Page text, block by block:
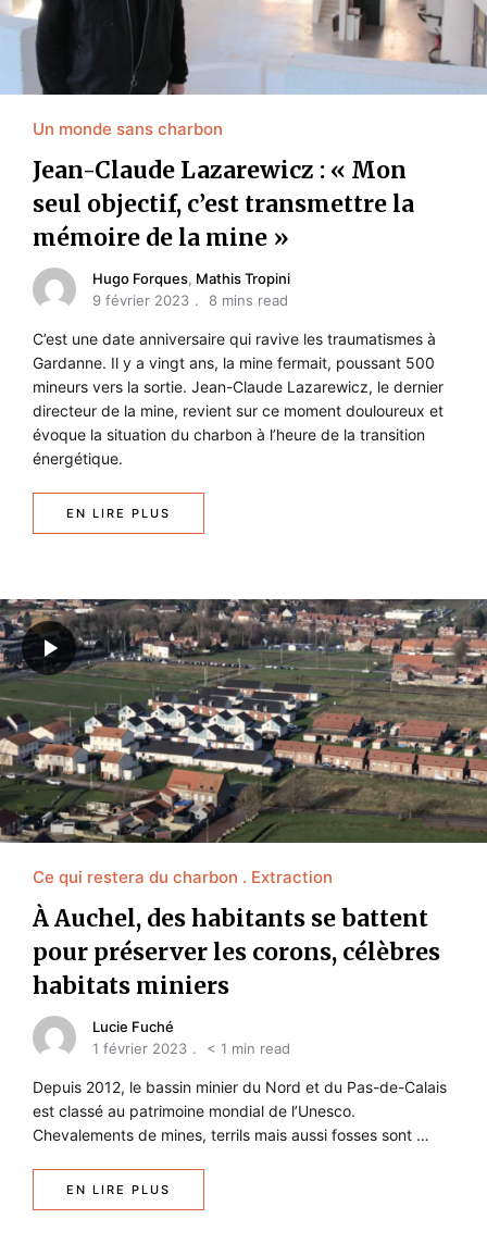
Un monde sans charbon
Jean-Claude Lazarewicz : « Mon
seul objectif, c’est transmettre la
mémoire de la mine »
Hugo Forques, Mathis Tropini
9 février 2023
8 mins read
C’est une date anniversaire qui ravive les traumatismes à
Gardanne. Il y a vingt ans, la mine fermait, poussant 500
mineurs vers la sortie. Jean-Claude Lazarewicz, le dernier
directeur de la mine, revient sur ce moment douloureux et
évoque la situation du charbon à l’heure de la transition
énergétique.
EN LIRE PLUS
Ce qui restera du charbon Extraction
À Auchel, des habitants se battent
pour préserver les corons, célèbres
habitats miniers
Lucie Fuché
1 février 2023
< 1 min read
Depuis 2012, le bassin minier du Nord et du Pas-de-Calais
est classé au patrimoine mondial de l’Unesco.
Chevalements de mines, terrils mais aussi fosses sont …
EN LIRE PLUS